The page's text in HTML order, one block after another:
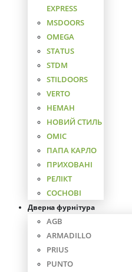
EXPRESS
MSDOORS
OMEGA
STATUS
STDM
STILDOORS
VERTO
НЕМАН
НОВИЙ СТИЛЬ
ОМІС
ПАПА КАРЛО
ПРИХОВАНІ
РЕЛІКТ
СОСНОВІ
Дверна фурнітура
AGB
ARMADILLO
PRIUS
PUNTO